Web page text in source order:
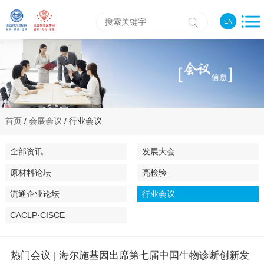
EN
首页/ 会展会议 / 行业会议
全部资讯 发展大会
原材料论坛 亮检验
流通企业论坛 行业会议
CACLP·CISCE
热门会议 | 海尔施基因出席第七届中国生物诊断创新发